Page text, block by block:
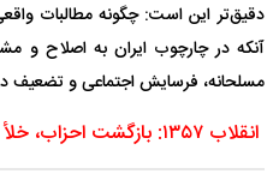
دقیق‌تر این است: چگونه مطالبات
آنکه در چارچوب ایران به اصلاح و
مسلحانه، فرسایش اجتماعی و
انقلاب ۱۳۵۷: بازگشت احزاب، خلأ دولت و آغاز سوءظن بزرگ